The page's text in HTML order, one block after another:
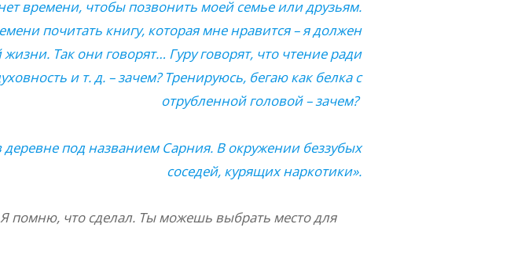
времени, чтобы позвонить моей семье или друзьям.
почитать книгу, которая мне нравится – я должен
Так они говорят… Гуру говорят, что чтение ради
и т. д. – зачем? Тренируюсь, бегаю как белка с
отрубленной головой – зачем?
под названием Сарния. В окружении беззубых
соседей, курящих наркотики».
помню, что сделал. Ты можешь выбрать место для